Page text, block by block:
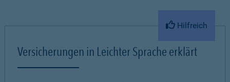
Hilfreich
Versicherungen in Leichter Sprache erklärt